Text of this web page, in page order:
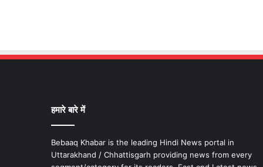
हमारे बारे में
Bebaaq Khabar is the leading Hindi News portal in
Uttarakhand / Chhattisgarh providing news from every